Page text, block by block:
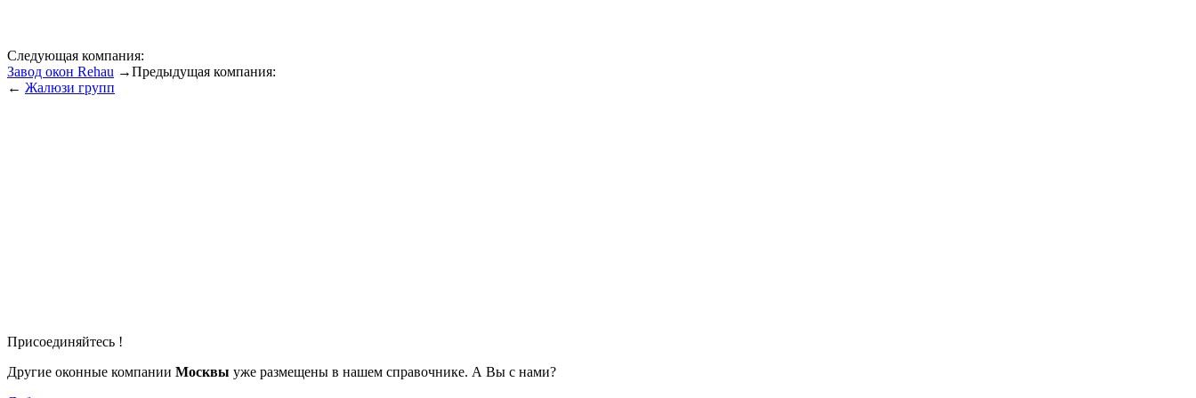
Следующая компания:
Завод окон Rehau →Предыдущая компания:
← Жалюзи групп
Присоединяйтесь !
Другие оконные компании Москвы уже размещены в нашем справочнике. А Вы с нами?